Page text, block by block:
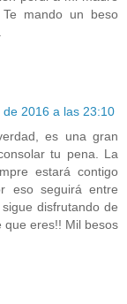
mando un beso
de 2016 a las 23:10
es una gran
tu pena. La
estará contigo
eso seguirá entre
disfrutando de
que eres!! Mil besos